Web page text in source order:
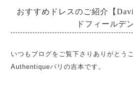
おすすめドレスのご紹介【
ドフィールデン
いつもブログをご覧下さりありがとう
Authentiqueバリの吉本です。